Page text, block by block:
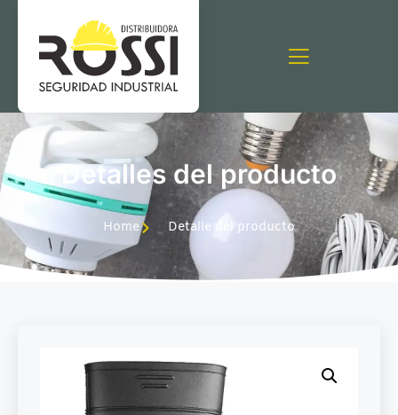
Detalles del producto
Home Detalle del producto